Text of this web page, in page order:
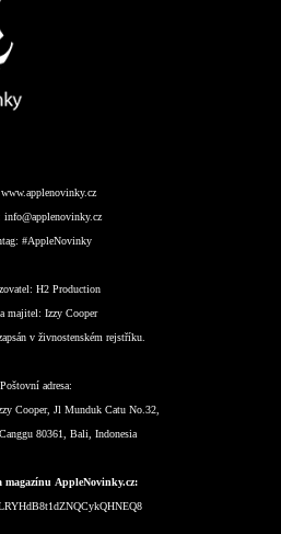
www.applenovinky.cz
info@applenovinky.cz
#AppleNovinky
H2 Production
majitel: Izzy Cooper
v živnostenském rejstříku.
Poštovní adresa:
Cooper, Jl Munduk Catu No.32,
80361, Bali, Indonesia
magazínu AppleNovinky.cz: